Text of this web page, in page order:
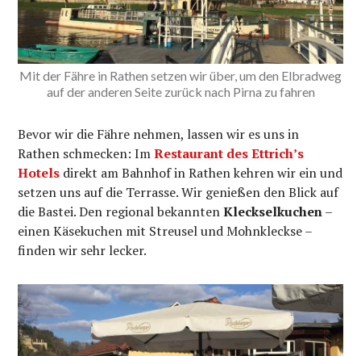
Mit der Fähre in Rathen setzen wir über, um den Elbradweg
auf der anderen Seite zurück nach Pirna zu fahren
Bevor wir die Fähre nehmen, lassen wir es uns in
Rathen schmecken: ImRestaurant des Ettrich’s
Hotels direkt am Bahnhof in Rathen kehren wir ein und
setzen uns auf die Terrasse. Wir genießen den Blick auf
die Bastei. Den regional bekanntenKleckselkuchen–
einen Käsekuchen mit Streusel und Mohnkleckse –
finden wir sehr lecker.